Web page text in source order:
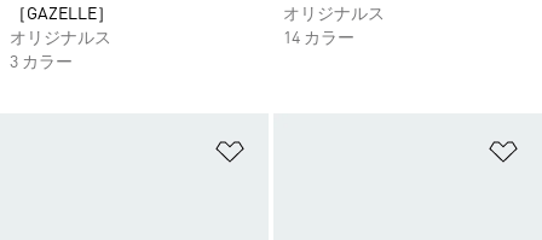
［GAZELLE］
オリジナルス
3 カラー
オリジナルス
14 カラー